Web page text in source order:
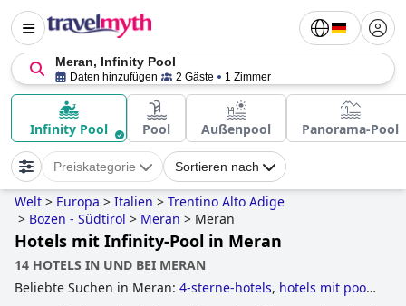
Meran, Infinity Pool
Daten hinzufügen 2 Gäste 1 Zimmer
Infinity Pool Pool Außenpool Panorama-Pool
Preiskategorie Sortieren nach
Welt > Europa > Italien > Trentino Alto Adige
> Bozen - Südtirol > Meran > Meran
Hotels mit Infinity-Pool in Meran
14 HOTELS IN UND BEI MERAN
Beliebte Suchen in Meran: 4-sterne-hotels, hotels mit pool,